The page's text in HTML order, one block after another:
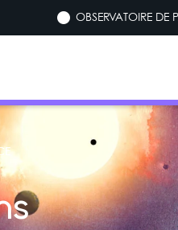
OBSERVATOIRE DE